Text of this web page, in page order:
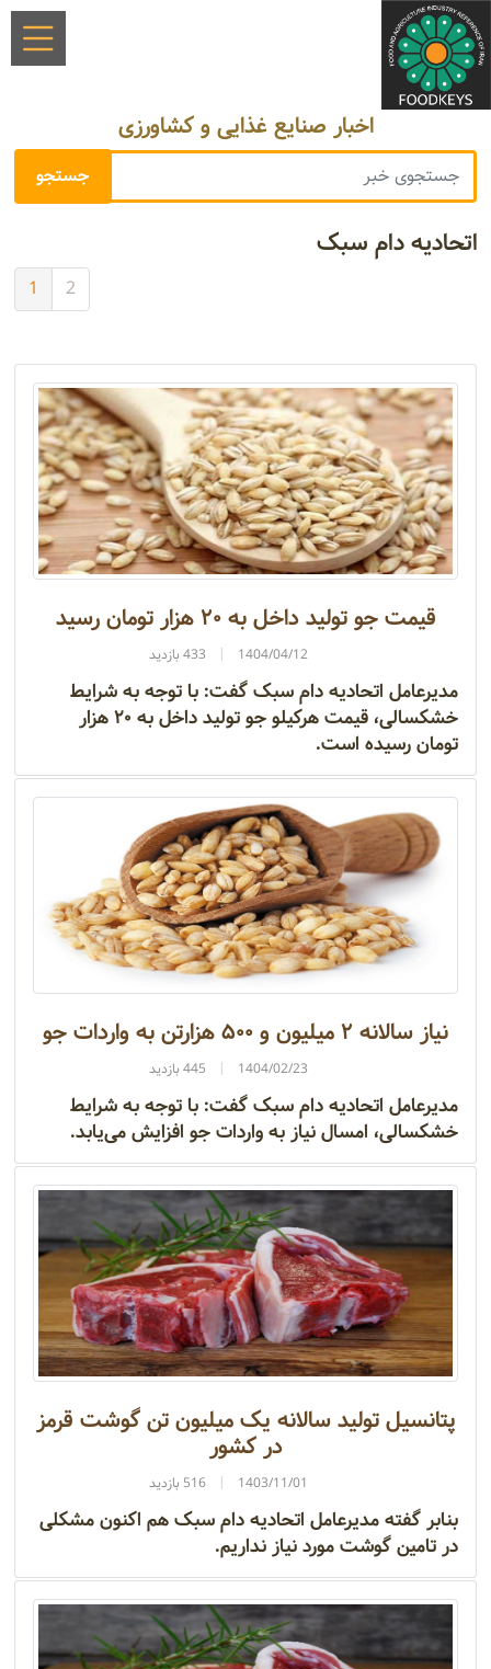
اخبار صنایع غذایی و کشاورزی
اتحادیه دام سبک
1 2
قیمت جو تولید داخل به ۲۰ هزار تومان رسید
1404/04/12 433 بازدید
مدیرعامل اتحادیه دام سبک گفت: با توجه به شرایط
خشکسالی، قیمت هرکیلو جو تولید داخل به ۲۰ هزار
تومان رسیده است.
نیاز سالانه ۲ میلیون و ۵۰۰ هزارتن به واردات جو
1404/02/23 445 بازدید
مدیرعامل اتحادیه دام سبک گفت: با توجه به شرایط
خشکسالی، امسال نیاز به واردات جو افزایش می‌یابد.
پتانسیل تولید سالانه یک میلیون تن گوشت قرمز
در کشور
1403/11/01 516 بازدید
بنابر گفته مدیرعامل اتحادیه دام سبک هم اکنون مشکلی
در تامین گوشت مورد نیاز نداریم.